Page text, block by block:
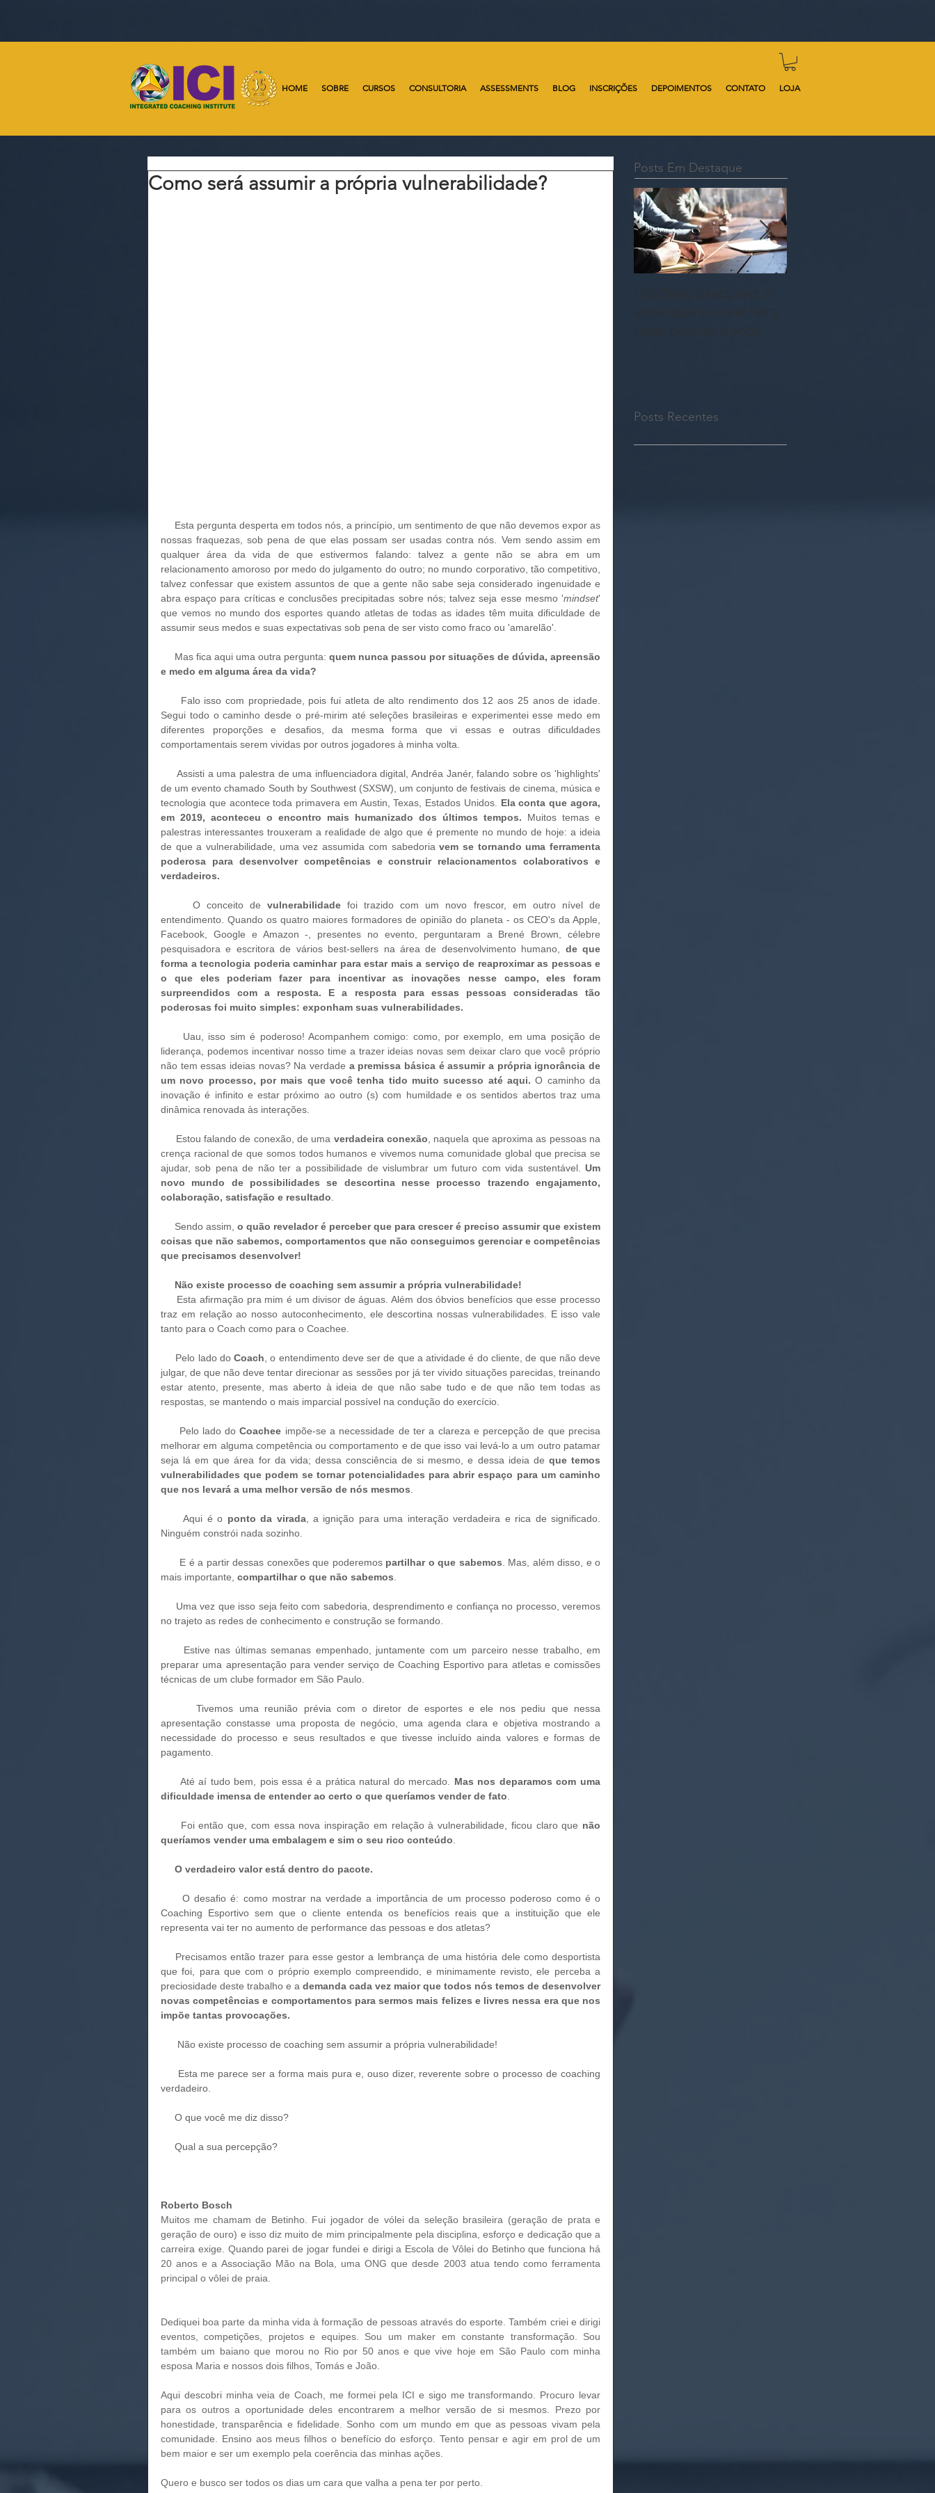
HOME SOBRE CURSOS CONSULTORIA ASSESSMENTS BLOG INSCRIÇÕES DEPOIMENTOS CONTATO LOJA
Como será assumir a própria vulnerabilidade?
nossas fraquezas, sob pena de que elas possam ser usadas contra nós. Vem sendo assim em
qualquer área da vida de que estivermos falando: talvez a gente não se abra em um
relacionamento amoroso por medo do julgamento do outro; no mundo corporativo, tão competitivo,
talvez confessar que existem assuntos de que a gente não sabe seja considerado ingenuidade e
abra espaço para críticas e conclusões precipitadas sobre nós; talvez seja esse mesmo 'mindset'
que vemos no mundo dos esportes quando atletas de todas as idades têm muita dificuldade de
assumir seus medos e suas expectativas sob pena de ser visto como fraco ou 'amarelão'.
     Mas fica aqui uma outra pergunta:
quem nunca passou por situações de dúvida, apreensão
e medo em alguma área da vida?
Segui todo o caminho desde o pré-mirim até seleções brasileiras e experimentei esse medo em
diferentes proporções e desafios, da mesma forma que vi essas e outras dificuldades
comportamentais serem vividas por outros jogadores à minha volta.
     Assisti a uma palestra de uma influenciadora digital, Andréa Janér, falando sobre os 'highlights'
de um evento chamado South by Southwest (SXSW), um conjunto de festivais de cinema, música e
tecnologia que acontece toda primavera em Austin, Texas, Estados Unidos. Ela conta que agora,
em 2019, aconteceu o encontro mais humanizado dos últimos tempos. Muitos temas e
palestras interessantes trouxeram a realidade de algo que é premente no mundo de hoje: a ideia
de que a vulnerabilidade, uma vez assumida com sabedoria vem se tornando uma ferramenta
poderosa para desenvolver competências e construir relacionamentos colaborativos e
verdadeiros.
     O conceito de
vulnerabilidade foi trazido com um novo frescor, em outro nível de
entendimento. Quando os quatro maiores formadores de opinião do planeta - os CEO's da Apple,
Facebook, Google e Amazon -, presentes no evento, perguntaram a Brené Brown, célebre
pesquisadora e escritora de vários best-sellers na área de desenvolvimento humano, de que
forma a tecnologia poderia caminhar para estar mais a serviço de reaproximar as pessoas e
o que eles poderiam fazer para incentivar as inovações nesse campo, eles foram
surpreendidos com a resposta. E a resposta para essas pessoas consideradas tão
poderosas foi muito simples: exponham suas vulnerabilidades.
liderança, podemos incentivar nosso time a trazer ideias novas sem deixar claro que você próprio
não tem essas ideias novas? Na verdade a premissa básica é assumir a própria ignorância de
um novo processo, por mais que você tenha tido muito sucesso até aqui. O caminho da
inovação é infinito e estar próximo ao outro (s) com humildade e os sentidos abertos traz uma
dinâmica renovada às interações.
     Estou falando de conexão, de uma
verdadeira conexão , naquela que aproxima as pessoas na
crença racional de que somos todos humanos e vivemos numa comunidade global que precisa se
ajudar, sob pena de não ter a possibilidade de vislumbrar um futuro com vida sustentável. Um
novo mundo de possibilidades se descortina nesse processo trazendo engajamento,
colaboração, satisfação e resultado
     Sendo assim,
o quão revelador é perceber que para crescer é preciso assumir que existem
coisas que não sabemos, comportamentos que não conseguimos gerenciar e competências
que precisamos desenvolver!
     Não existe processo de coaching sem assumir a própria vulnerabilidade!
traz em relação ao nosso autoconhecimento, ele descortina nossas vulnerabilidades. E isso vale
tanto para o Coach como para o Coachee.
     Pelo lado do
Coach , o entendimento deve ser de que a atividade é do cliente, de que não deve
julgar, de que não deve tentar direcionar as sessões por já ter vivido situações parecidas, treinando
estar atento, presente, mas aberto à ideia de que não sabe tudo e de que não tem todas as
respostas, se mantendo o mais imparcial possível na condução do exercício.
     Pelo lado do
Coachee impõe-se a necessidade de ter a clareza e percepção de que precisa
melhorar em alguma competência ou comportamento e de que isso vai levá-lo a um outro patamar
seja lá em que área for da vida; dessa consciência de si mesmo, e dessa ideia de que temos
vulnerabilidades que podem se tornar potencialidades para abrir espaço para um caminho
que nos levará a uma melhor versão de nós mesmos
     Aqui é o
ponto da virada, a ignição para uma interação verdadeira e rica de significado.
Ninguém constrói nada sozinho.
      E é a partir dessas conexões que poderemos
partilhar o que sabemos . Mas, além disso, e o
mais importante, compartilhar o que não sabemos
no trajeto as redes de conhecimento e construção se formando.
preparar uma apresentação para vender serviço de Coaching Esportivo para atletas e comissões
técnicas de um clube formador em São Paulo.
apresentação constasse uma proposta de negócio, uma agenda clara e objetiva mostrando a
necessidade do processo e seus resultados e que tivesse incluído ainda valores e formas de
pagamento.
     Até aí tudo bem, pois essa é a prática natural do mercado.
Mas nos deparamos com uma
dificuldade imensa de entender ao certo o que queríamos vender de fato
     Foi então que, com essa nova inspiração em relação à vulnerabilidade, ficou claro que
não
queríamos vender uma embalagem e sim o seu rico conteúdo
     O verdadeiro valor está dentro do pacote.
Coaching Esportivo sem que o cliente entenda os benefícios reais que a instituição que ele
representa vai ter no aumento de performance das pessoas e dos atletas?
que foi, para que com o próprio exemplo compreendido, e minimamente revisto, ele perceba a
preciosidade deste trabalho e a demanda cada vez maior que todos nós temos de desenvolver
novas competências e comportamentos para sermos mais felizes e livres nessa era que nos
impõe tantas provocações.
      Não existe processo de coaching sem assumir a própria vulnerabilidade!
verdadeiro.
     O que você me diz disso?
     Qual a sua percepção?
Roberto Bosch
Muitos me chamam de Betinho. Fui jogador de vólei da seleção brasileira (geração de prata e
geração de ouro) e isso diz muito de mim principalmente pela disciplina, esforço e dedicação que a
carreira exige. Quando parei de jogar fundei e dirigi a Escola de Vôlei do Betinho que funciona há
20 anos e a Associação Mão na Bola, uma ONG que desde 2003 atua tendo como ferramenta
principal o vôlei de praia.
Dediquei boa parte da minha vida à formação de pessoas através do esporte. Também criei e dirigi
eventos, competições, projetos e equipes. Sou um maker em constante transformação. Sou
também um baiano que morou no Rio por 50 anos e que vive hoje em São Paulo com minha
esposa Maria e nossos dois filhos, Tomás e João.
Aqui descobri minha veia de Coach, me formei pela ICI e sigo me transformando. Procuro levar
para os outros a oportunidade deles encontrarem a melhor versão de si mesmos. Prezo por
honestidade, transparência e fidelidade. Sonho com um mundo em que as pessoas vivam pela
comunidade. Ensino aos meus filhos o benefício do esforço. Tento pensar e agir em prol de um
bem maior e ser um exemplo pela coerência das minhas ações.
Quero e busco ser todos os dias um cara que valha a pena ter por perto.
Posts Em Destaque
Posts Recentes